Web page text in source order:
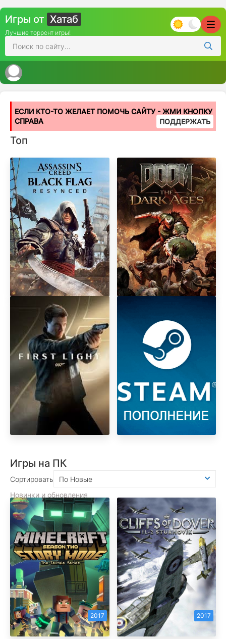
Игры от Хатаб
Лучшие торрент игры!
ЕСЛИ КТО-ТО ЖЕЛАЕТ ПОМОЧЬ САЙТУ - ЖМИ КНОПКУ
СПРАВА
ПОДДЕРЖАТЬ
Топ
Популярные игры
Assаssin's Creed Black Flag
Resynced
DOOM: The Dark Ages
Premium Edition + DLC
Revelations
007 First Light
АВТОМАТИЧЕСКОЕ
ПОПОЛНЕНИЕ БАЛАНСА
STEAM STEAM РФ-КЗ-UA-
Игры на ПК
Новинки и обновления
Сортировать По Новые
2017 2017